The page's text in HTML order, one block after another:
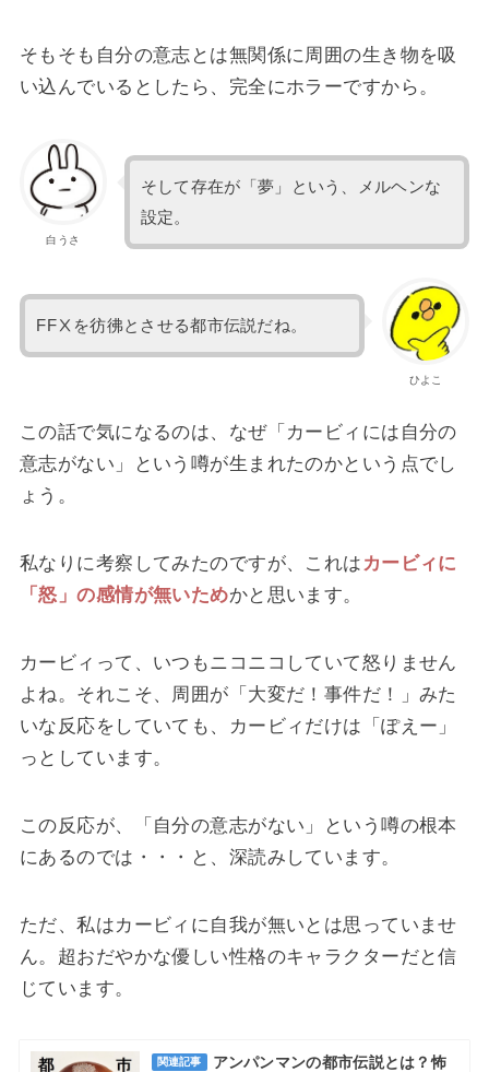
そもそも自分の意志とは無関係に周囲の生き物を吸
い込んでいるとしたら、完全にホラーですから。
白うさ
そして存在が「夢」という、メルヘンな
設定。
ひよこ
FFⅩを彷彿とさせる都市伝説だね。
この話で気になるのは、なぜ「カービィには自分の
意志がない」という噂が生まれたのかという点でし
ょう。
私なりに考察してみたのですが、これは カービィに
「怒」の感情が無いためかと思います。
カービィって、いつもニコニコしていて怒りません
よね。それこそ、周囲が「大変だ！事件だ！」みた
いな反応をしていても、カービィだけは「ぽえー」
っとしています。
この反応が、「自分の意志がない」という噂の根本
にあるのでは・・・と、深読みしています。
ただ、私はカービィに自我が無いとは思っていませ
ん。超おだやかな優しい性格のキャラクターだと信
じています。
関連記事
アンパンマンの都市伝説とは？怖